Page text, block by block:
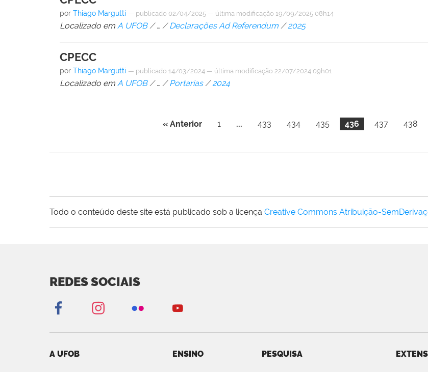
porThiago Margutti — publicado 02/04/2025 — última modificação 19/09/2025 08h14
Localizado em A UFOB /…/Declarações Ad Referendum /2025
CPECC
porThiago Margutti — publicado 14/03/2024 — última modificação 22/07/2024 09h01
Localizado em A UFOB /…/Portarias /2024
« Anterior 1 ... 433 434 435 436 437 438
Todo o conteúdo deste site está publicado sob a licença Creative Commons Atribuição-
REDES SOCIAIS
A UFOB ENSINO PESQUISA